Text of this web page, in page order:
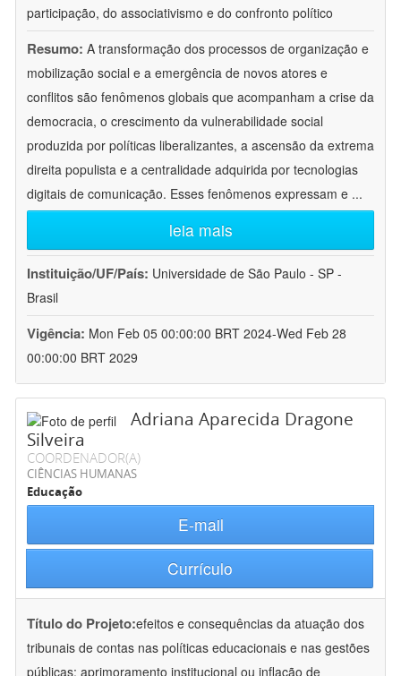
participação, do associativismo e do confronto político
Resumo: A transformação dos processos de organização e
mobilização social e a emergência de novos atores e
conflitos são fenômenos globais que acompanham a crise da
democracia, o crescimento da vulnerabilidade social
produzida por políticas liberalizantes, a ascensão da extrema
direita populista e a centralidade adquirida por tecnologias
digitais de comunicação. Esses fenômenos expressam e ...
leia mais
Instituição/UF/País: Universidade de São Paulo - SP -
Brasil
Vigência: Mon Feb 05 00:00:00 BRT 2024-Wed Feb 28
00:00:00 BRT 2029
Adriana Aparecida Dragone
Silveira
COORDENADOR(A)
CIÊNCIAS HUMANAS
Educação
E-mail
Currículo
Título do Projeto:efeitos e consequências da atuação dos
tribunais de contas nas políticas educacionais e nas gestões
públicas: aprimoramento institucional ou inflação de